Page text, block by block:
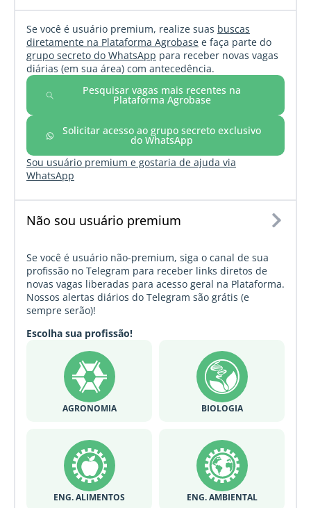
Se você é usuário premium, realize suas buscas
diretamente na Plataforma Agrobase e faça parte do
grupo secreto do WhatsApp para receber novas vagas
diárias (em sua área) com antecedência.
Pesquisar vagas mais recentes na
Plataforma Agrobase
Solicitar acesso ao grupo secreto exclusivo
do WhatsApp
Sou usuário premium e gostaria de ajuda via
WhatsApp
Não sou usuário premium
Se você é usuário não-premium, siga o canal de sua
profissão no Telegram para receber links diretos de
novas vagas liberadas para acesso geral na Plataforma.
Nossos alertas diários do Telegram são grátis (e
sempre serão)!
Escolha sua profissão!
AGRONOMIA BIOLOGIA
ENG. ALIMENTOS ENG. AMBIENTAL